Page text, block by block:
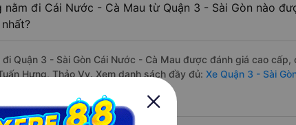
nằm đi Cái Nước - Cà Mau từ Quận 3 - Sài Gòn nào
đi Quận 3 - Sài Gòn Cái Nước - Cà Mau được đánh giá cao
Hưng, Thảo Vy. Xem danh sách đầy đủ: Xe Quận 3 - Sài